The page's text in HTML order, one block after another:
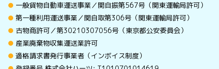
一般貨物自動車運送事業／関自振第567号（関東運輸局許可）
第一種利用運送事業／関自取第306号（関東運輸局許可）
古物商許可／第30210307056号（東京都公安委員会）
産業廃棄物収集運送業許可
適格請求書発行事業者（インボイス制度）